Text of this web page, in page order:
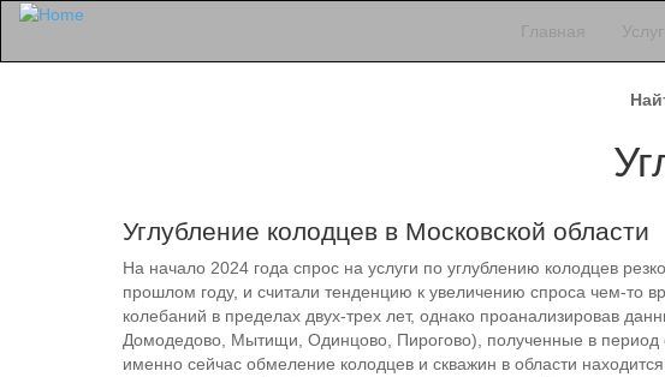
Главная
Углубление колодцев в Московской области
На начало 2024 года спрос на услуги по углублению колодцев
прошлом году, и считали тенденцию к увеличению спроса чем-то
колебаний в пределах двух-трех лет, однако проанализировав
Домодедово, Мытищи, Одинцово, Пирогово), полученные в
именно сейчас обмеление колодцев и скважин в области